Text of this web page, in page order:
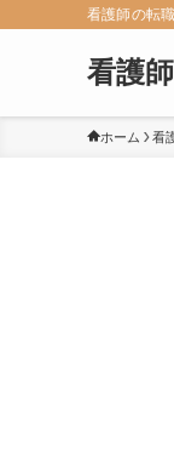
看護師の転
看護
ホーム 看